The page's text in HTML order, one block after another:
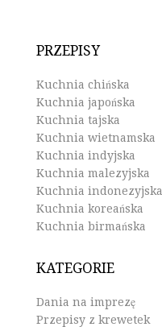
PRZEPISY
Kuchnia chińska
Kuchnia japońska
Kuchnia tajska
Kuchnia wietnamska
Kuchnia indyjska
Kuchnia malezyjska
Kuchnia indonezyjska
Kuchnia koreańska
Kuchnia birmańska
KATEGORIE
Dania na imprezę
Przepisy z krewetek